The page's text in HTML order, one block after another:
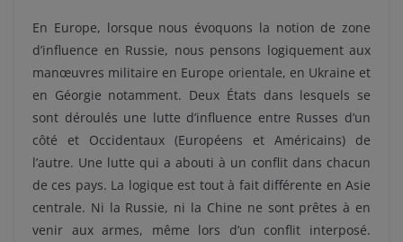
En Europe, lorsque nous évoquons la notion de zone
d’influence en Russie, nous pensons logiquement aux
manœuvres militaire en Europe orientale, en Ukraine et
en Géorgie notamment. Deux États dans lesquels se
sont déroulés une lutte d’influence entre Russes d’un
côté et Occidentaux (Européens et Américains) de
l’autre. Une lutte qui a abouti à un conflit dans chacun
de ces pays. La logique est tout à fait différente en Asie
centrale. Ni la Russie, ni la Chine ne sont prêtes à en
venir aux armes, même lors d’un conflit interposé.